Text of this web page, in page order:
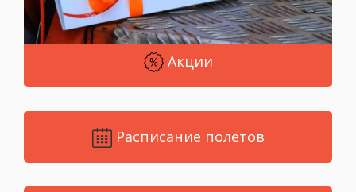
Акции
Расписание полётов